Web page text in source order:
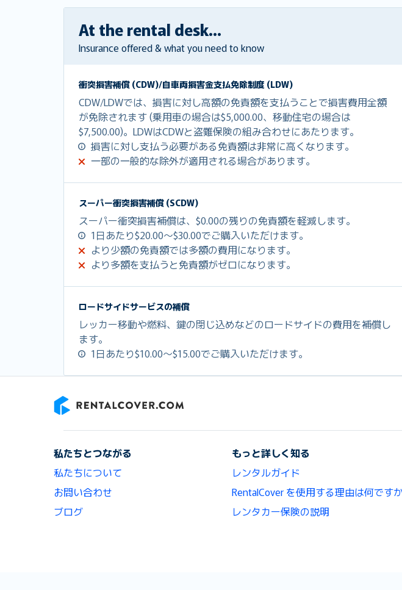
At the rental desk...
Insurance offered & what you need to know
衝突損害補償 (CDW)/自車両損害金支払免除制度 (LDW)
CDW/LDWでは、損害に対し高額の免責額を支払うことで損害費用全額
が免除されます (乗用車の場合は$5,000.00、移動住宅の場合は
$7,500.00)。LDWはCDWと盗難保険の組み合わせにあたります。
損害に対し支払う必要がある免責額は非常に高くなります。
一部の一般的な除外が適用される場合があります。
スーパー衝突損害補償 (SCDW)
スーパー衝突損害補償は、$0.00の残りの免責額を軽減します。
1日あたり$20.00～$30.00でご購入いただけます。
より少額の免責額では多額の費用になります。
より多額を支払うと免責額がゼロになります。
ロードサイドサービスの補償
レッカー移動や燃料、鍵の閉じ込めなどのロードサイドの費用を補償し
ます。
1日あたり$10.00～$15.00でご購入いただけます。
私たちとつながる
私たちについて
お問い合わせ
ブログ
もっと詳しく知る
レンタルガイド
RentalCover を使用する理由は何です
レンタカー保険の説明